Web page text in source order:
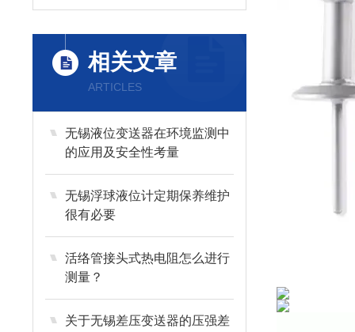
相关文章
ARTICLES
无锡液位变送器在环境监测中
的应用及安全性考量
无锡浮球液位计定期保养维护
很有必要
活络管接头式热电阻怎么进行
测量？
关于无锡差压变送器的压强差